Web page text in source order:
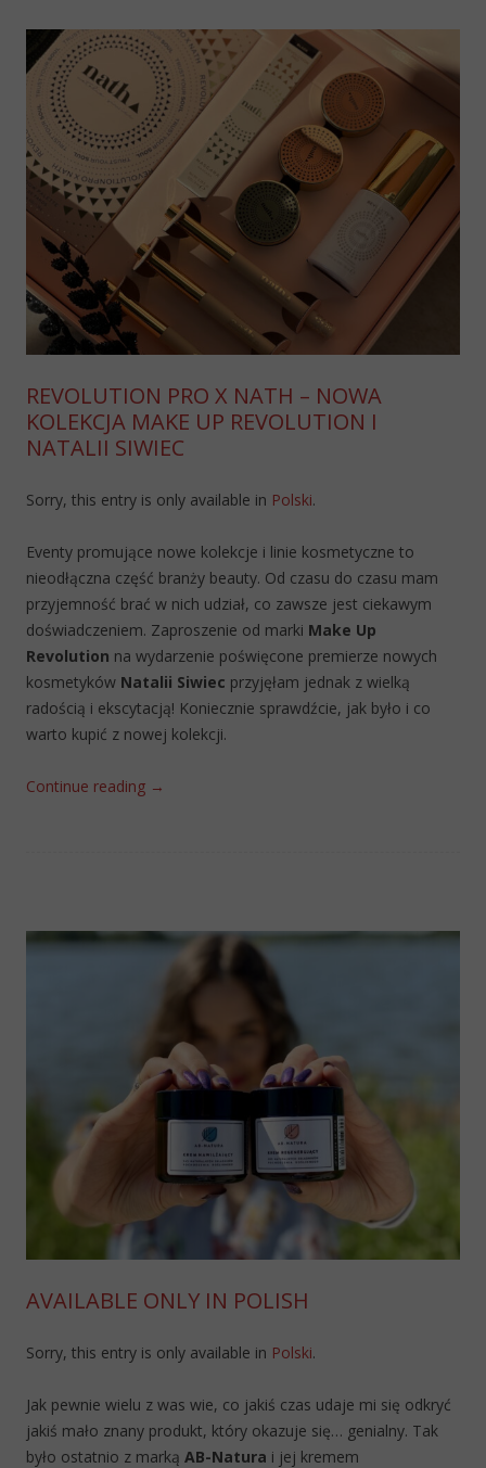
REVOLUTION PRO X NATH – NOWA
KOLEKCJA MAKE UP REVOLUTION I
NATALII SIWIEC
Sorry, this entry is only available in Polski.
Eventy promujące nowe kolekcje i linie kosmetyczne to
nieodłączna część branży beauty. Od czasu do czasu mam
przyjemność brać w nich udział, co zawsze jest ciekawym
doświadczeniem. Zaproszenie od marki Make Up
Revolution na wydarzenie poświęcone premierze nowych
kosmetyków Natalii Siwiec przyjęłam jednak z wielką
radością i ekscytacją! Koniecznie sprawdźcie, jak było i co
warto kupić z nowej kolekcji.
Continue reading →
AVAILABLE ONLY IN POLISH
Sorry, this entry is only available in Polski.
Jak pewnie wielu z was wie, co jakiś czas udaje mi się odkryć
jakiś mało znany produkt, który okazuje się… genialny. Tak
było ostatnio z marką AB-Natura i jej kremem